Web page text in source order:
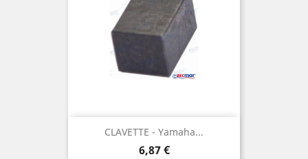
CLAVETTE - Yamaha...
Prix
6,87 €